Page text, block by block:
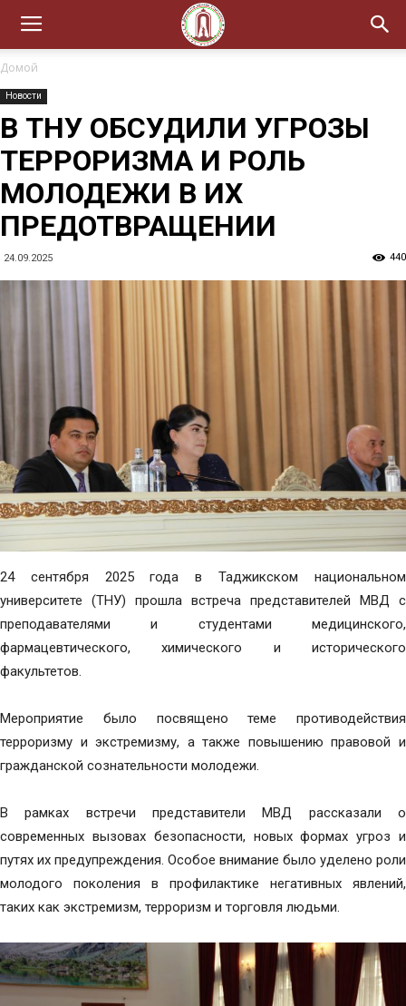
Домой
Новости
В ТНУ ОБСУДИЛИ УГРОЗЫ
ТЕРРОРИЗМА И РОЛЬ
МОЛОДЕЖИ В ИХ
ПРЕДОТВРАЩЕНИИ
24.09.2025 440
24 сентября 2025 года в Таджикском национальном
университете (ТНУ) прошла встреча представителей МВД с
преподавателями и студентами медицинского,
фармацевтического, химического и исторического
факультетов.
Мероприятие было посвящено теме противодействия
терроризму и экстремизму, а также повышению правовой и
гражданской сознательности молодежи.
В рамках встречи представители МВД рассказали о
современных вызовах безопасности, новых формах угроз и
путях их предупреждения. Особое внимание было уделено роли
молодого поколения в профилактике негативных явлений,
таких как экстремизм, терроризм и торговля людьми.